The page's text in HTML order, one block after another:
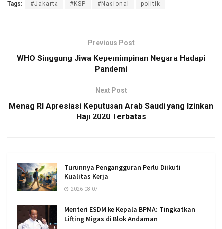
Tags: #Jakarta #KSP #Nasional politik
Previous Post
WHO Singgung Jiwa Kepemimpinan Negara Hadapi
Pandemi
Next Post
Menag RI Apresiasi Keputusan Arab Saudi yang Izinkan
Haji 2020 Terbatas
Turunnya Pengangguran Perlu Diikuti
Kualitas Kerja
2026-08-07
Menteri ESDM ke Kepala BPMA: Tingkatkan
Lifting Migas di Blok Andaman